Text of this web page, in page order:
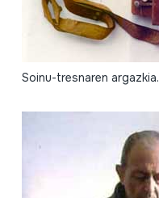
Soinu-tresnaren argazkia.